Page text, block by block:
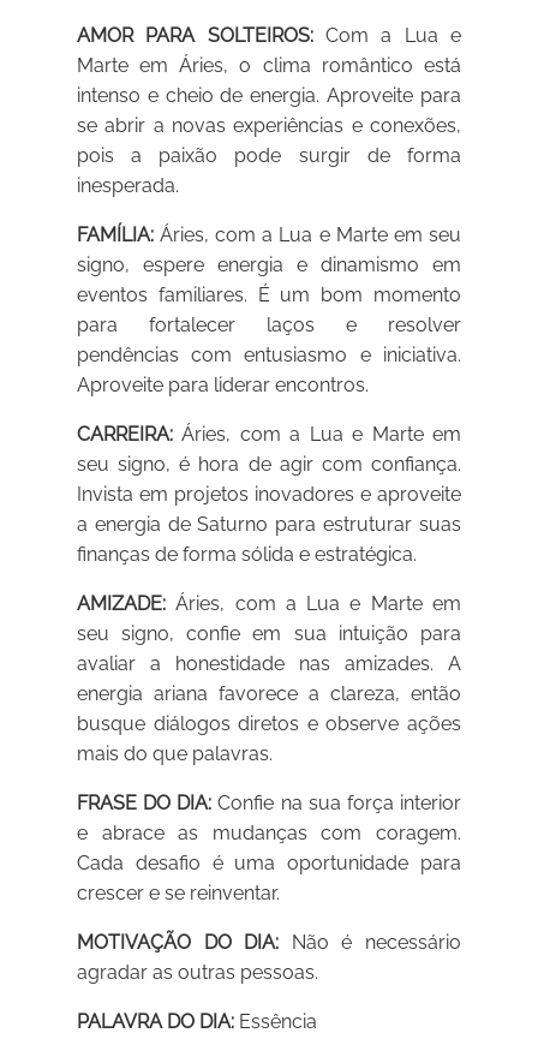
AMOR PARA SOLTEIROS:Com a Lua e
Marte em Áries, o clima romântico está
intenso e cheio de energia. Aproveite para
se abrir a novas experiências e conexões,
pois a paixão pode surgir de forma
inesperada.
FAMÍLIA: Áries, com a Lua e Marte em seu
signo, espere energia e dinamismo em
eventos familiares. É um bom momento
para fortalecer laços e resolver
pendências com entusiasmo e iniciativa.
Aproveite para liderar encontros.
CARREIRA: Áries, com a Lua e Marte em
seu signo, é hora de agir com confiança.
Invista em projetos inovadores e aproveite
a energia de Saturno para estruturar suas
finanças de forma sólida e estratégica.
AMIZADE: Áries, com a Lua e Marte em
seu signo, confie em sua intuição para
avaliar a honestidade nas amizades. A
energia ariana favorece a clareza, então
busque diálogos diretos e observe ações
mais do que palavras.
FRASE DO DIA: Confie na sua força interior
e abrace as mudanças com coragem.
Cada desafio é uma oportunidade para
crescer e se reinventar.
MOTIVAÇÃO DO DIA: Não é necessário
agradar as outras pessoas.
PALAVRA DO DIA: Essência